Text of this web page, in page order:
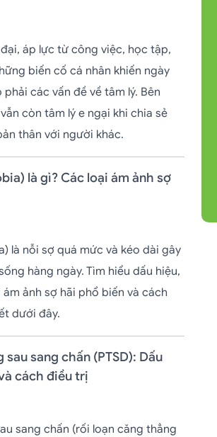
áp lực từ công việc, học tập,
biến cố cá nhân khiến ngày
các vấn đề về tâm lý. Bên
còn tâm lý e ngại khi chia sẻ
thân với người khác.
là gì? Các loại ám ảnh sợ
là nỗi sợ quá mức và kéo dài gây
hàng ngày. Tìm hiểu dấu hiệu,
ảnh sợ hãi phổ biến và cách
dưới đây.
sang chấn (PTSD): Dấu
cách điều trị
sang chấn (rối loạn căng thẳng